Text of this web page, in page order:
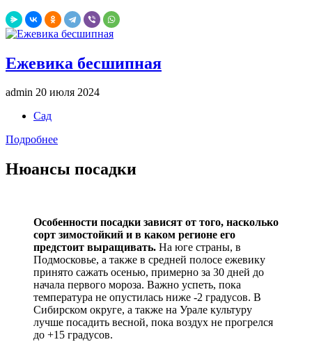
Ежевика бесшипная
admin 20 июля 2024
Сад
Подробнее
Нюансы посадки
Особенности посадки зависят от того, насколько
сорт зимостойкий и в каком регионе его
предстоит выращивать. На юге страны, в
Подмосковье, а также в средней полосе ежевику
принято сажать осенью, примерно за 30 дней до
начала первого мороза. Важно успеть, пока
температура не опустилась ниже -2 градусов. В
Сибирском округе, а также на Урале культуру
лучше посадить весной, пока воздух не прогрелся
до +15 градусов.